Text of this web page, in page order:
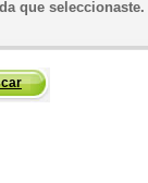
que